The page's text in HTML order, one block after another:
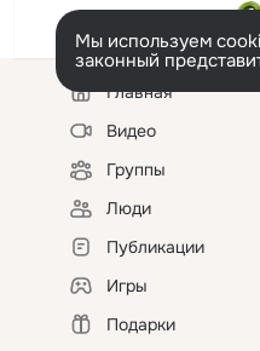
Мы используем
законный
Левая
колонкаГлавная
Видео
Группы
Люди
Публикации
Игры
Подарки